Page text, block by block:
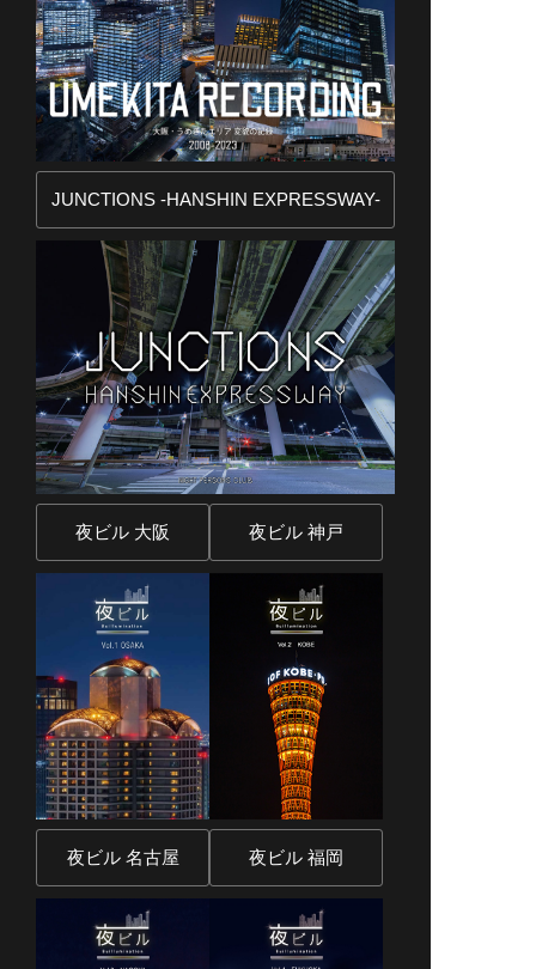
JUNCTIONS -HANSHIN EXPRESSWAY-
夜ビル 大阪 夜ビル 神戸
夜ビル 名古屋 夜ビル 福岡